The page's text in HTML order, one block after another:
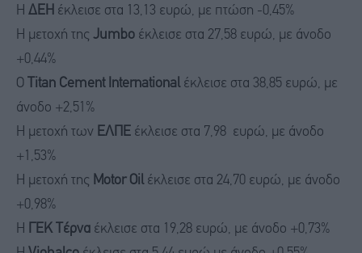
Η ΔΕΗ έκλεισε στα 13,13 ευρώ, με πτώση -0,45%
Η μετοχή της Jumbo έκλεισε στα 27,58 ευρώ, με άνοδο
+0,44%
Ο
Titan Cement Internationalέκλεισε στα 38,85 ευρώ, με
άνοδο +2,51%
Η μετοχή των ΕΛΠΕ έκλεισε στα 7,98 ευρώ, με άνοδο
+1,53%
Η μετοχή της Motor Oilέκλεισε στα 24,70 ευρώ, με άνοδο
+0,98%
Η
ΓΕΚ Τέρνα έκλεισε στα 19,28 ευρώ, με άνοδο +0,73%